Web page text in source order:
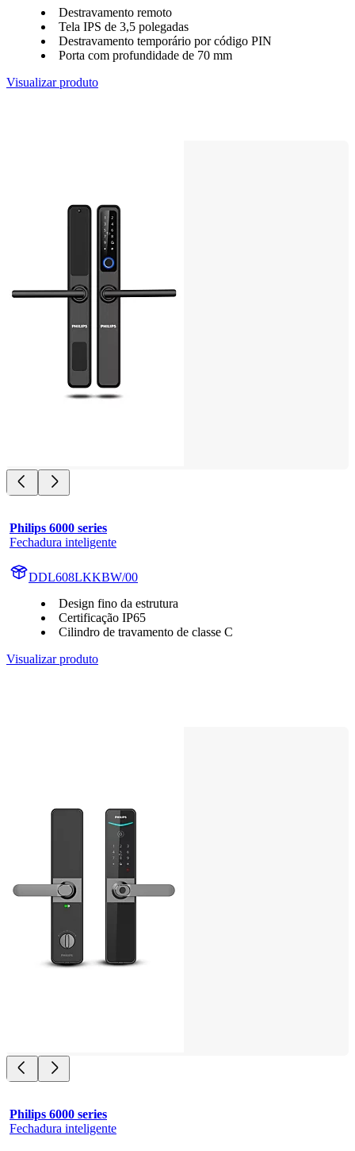
Destravamento remoto
Tela IPS de 3,5 polegadas
Destravamento temporário por código PIN
Porta com profundidade de 70 mm
Visualizar produto
Philips 6000 series
Fechadura inteligente
DDL608LKKBW/00
Design fino da estrutura
Certificação IP65
Cilindro de travamento de classe C
Visualizar produto
Philips 6000 series
Fechadura inteligente